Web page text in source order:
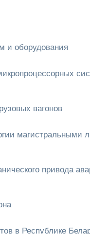
и оборудования
вагонов
магистральными
привода
в Республике